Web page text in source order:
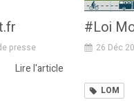
presse
Lire l'article
#Loi
26 Déc
LOM